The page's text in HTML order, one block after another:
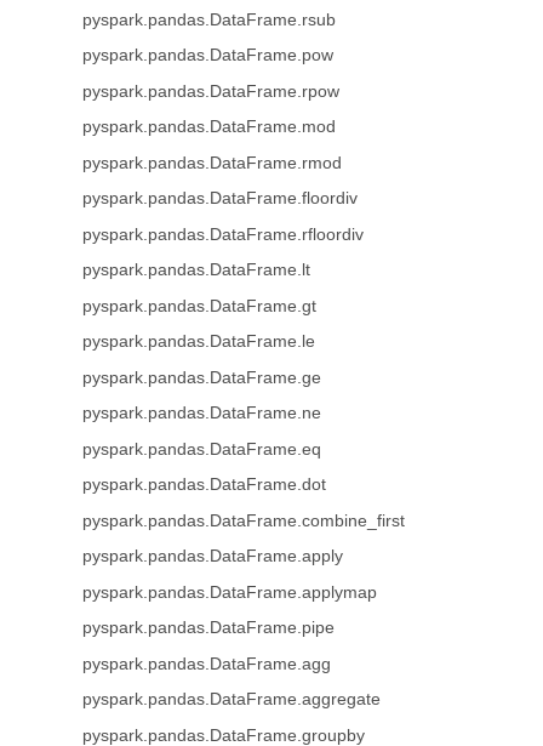
pyspark.pandas.DataFrame.rsub
pyspark.pandas.DataFrame.pow
pyspark.pandas.DataFrame.rpow
pyspark.pandas.DataFrame.mod
pyspark.pandas.DataFrame.rmod
pyspark.pandas.DataFrame.floordiv
pyspark.pandas.DataFrame.rfloordiv
pyspark.pandas.DataFrame.lt
pyspark.pandas.DataFrame.gt
pyspark.pandas.DataFrame.le
pyspark.pandas.DataFrame.ge
pyspark.pandas.DataFrame.ne
pyspark.pandas.DataFrame.eq
pyspark.pandas.DataFrame.dot
pyspark.pandas.DataFrame.combine_first
pyspark.pandas.DataFrame.apply
pyspark.pandas.DataFrame.applymap
pyspark.pandas.DataFrame.pipe
pyspark.pandas.DataFrame.agg
pyspark.pandas.DataFrame.aggregate
pyspark.pandas.DataFrame.groupby